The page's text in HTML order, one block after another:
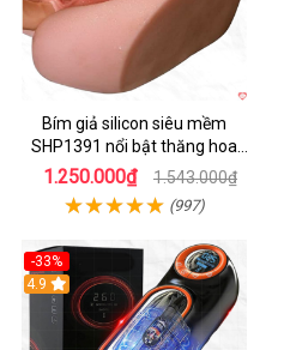
Bím giả silicon siêu mềm
SHP1391 nổi bật thăng hoa
hoàn hảo
1.250.000₫ 1.543.000₫
(997)
-33%
Hot
4.9